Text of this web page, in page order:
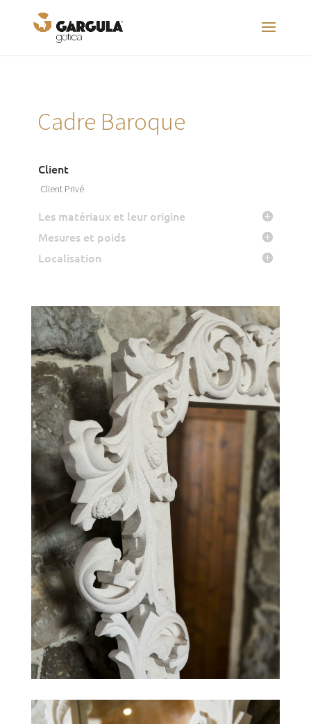
Cadre Baroque
Client
Client Privé
Les matériaux et leur origine
Mesures et poids
Localisation